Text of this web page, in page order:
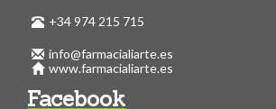
+34 974 215 715
info@farmacialiarte.es
www.farmacialiarte.es
Facebook